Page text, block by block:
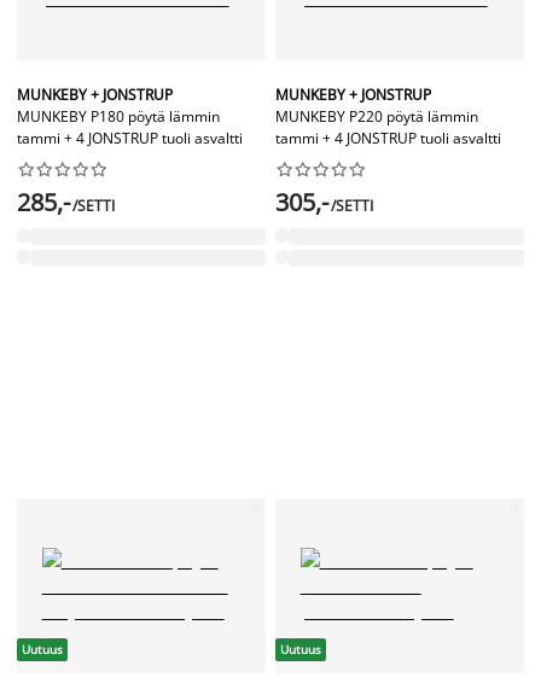
MUNKEBY + JONSTRUP
MUNKEBY P180 pöytä lämmin
tammi + 4 JONSTRUP tuoli asvaltti






285,-/SETTI
MUNKEBY + JONSTRUP
MUNKEBY P220 pöytä lämmin
tammi + 4 JONSTRUP tuoli asvaltti






305,-/SETTI
Uutuus Uutuus